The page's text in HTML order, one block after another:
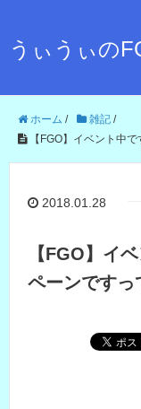
うぃうぃの
ホーム / 雑記 /
【FGO】イベント中で
2018.01.28
【FGO】イ
ペーンですっ